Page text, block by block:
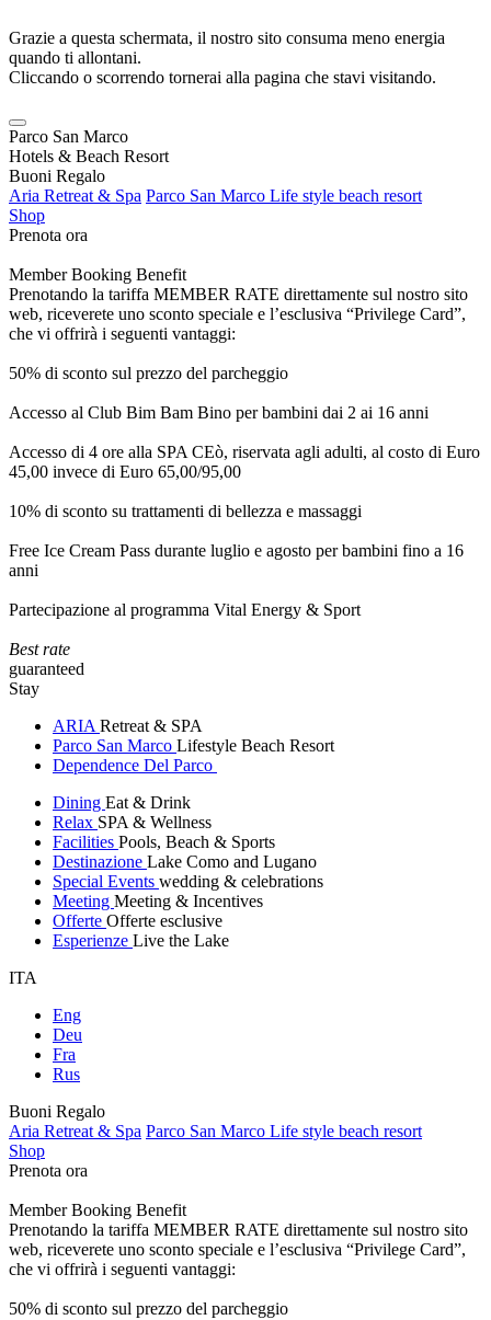
Grazie a questa schermata, il nostro sito consuma meno energia
quando ti allontani.
Cliccando o scorrendo tornerai alla pagina che stavi visitando.
Parco San Marco
Hotels & Beach Resort
Buoni Regalo
Aria Retreat & Spa Parco San Marco Life style beach resort
Shop
Prenota ora
Member Booking Benefit
Prenotando la tariffa MEMBER RATE direttamente sul nostro sito
web, riceverete uno sconto speciale e l’esclusiva “Privilege Card”,
che vi offrirà i seguenti vantaggi:
50% di sconto sul prezzo del parcheggio
Accesso al Club Bim Bam Bino per bambini dai 2 ai 16 anni
Accesso di 4 ore alla SPA CEò, riservata agli adulti, al costo di Euro
45,00 invece di Euro 65,00/95,00
10% di sconto su trattamenti di bellezza e massaggi
Free Ice Cream Pass durante luglio e agosto per bambini fino a 16
anni
Partecipazione al programma Vital Energy & Sport
Best rate
guaranteed
Stay
ARIA Retreat & SPA
Parco San Marco Lifestyle Beach Resort
Dependence Del Parco
Dining Eat & Drink
Relax SPA & Wellness
Facilities Pools, Beach & Sports
Destinazione Lake Como and Lugano
Special Events wedding & celebrations
Meeting Meeting & Incentives
Offerte Offerte esclusive
Esperienze Live the Lake
ITA
Eng
Deu
Fra
Rus
Buoni Regalo
Aria Retreat & Spa Parco San Marco Life style beach resort
Shop
Prenota ora
Member Booking Benefit
Prenotando la tariffa MEMBER RATE direttamente sul nostro sito
web, riceverete uno sconto speciale e l’esclusiva “Privilege Card”,
che vi offrirà i seguenti vantaggi:
50% di sconto sul prezzo del parcheggio